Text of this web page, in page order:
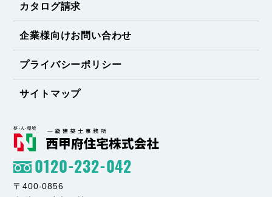
カタログ請求
企業様向けお問い合わせ
プライバシーポリシー
サイトマップ
0120-232-042
〒400-0856